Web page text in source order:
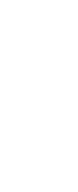
pomôžu lepšie